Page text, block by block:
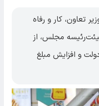
تعاون، کار و رفاه
مجلس، از
و افزایش مبلغ